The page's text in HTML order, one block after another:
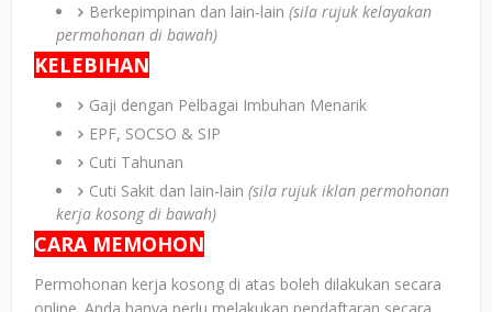
Berkepimpinan dan lain-lain (sila rujuk kelayakan
permohonan di bawah)
KELEBIHAN
Gaji dengan Pelbagai Imbuhan Menarik
EPF, SOCSO & SIP
Cuti Tahunan
Cuti Sakit dan lain-lain (sila rujuk iklan permohonan
kerja kosong di bawah)
CARA MEMOHON
Permohonan kerja kosong di atas boleh dilakukan secara